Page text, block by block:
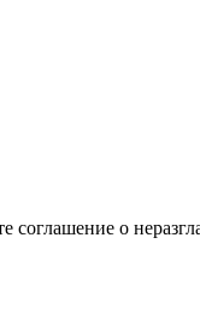
соглашение о